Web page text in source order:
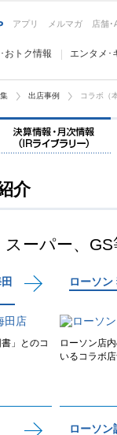
アプリ メルマガ 店舗･
おトク情報 エンタメ･
出店事例 コラボ（
情報
介
」とのコ
ローソン
ローソン店
いるコラボ
ローソン